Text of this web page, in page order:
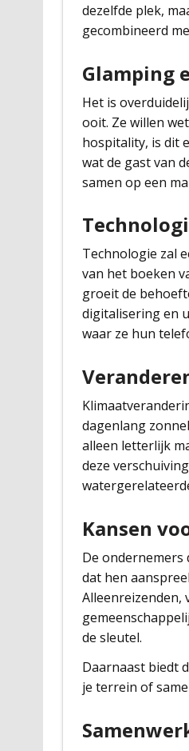
dezelfde plek,
gecombineerd
Glamping
Het is
ooit. Ze willen
hospitality, is dit
wat de gast van
samen op een
Technologie zal
van het boeken
groeit de
digitalisering en
waar ze hun
dagenlang
alleen letterlijk
deze
Kansen
De ondernemers
dat hen
Alleenreizenden,
de sleutel.
Daarnaast biedt
je terrein of